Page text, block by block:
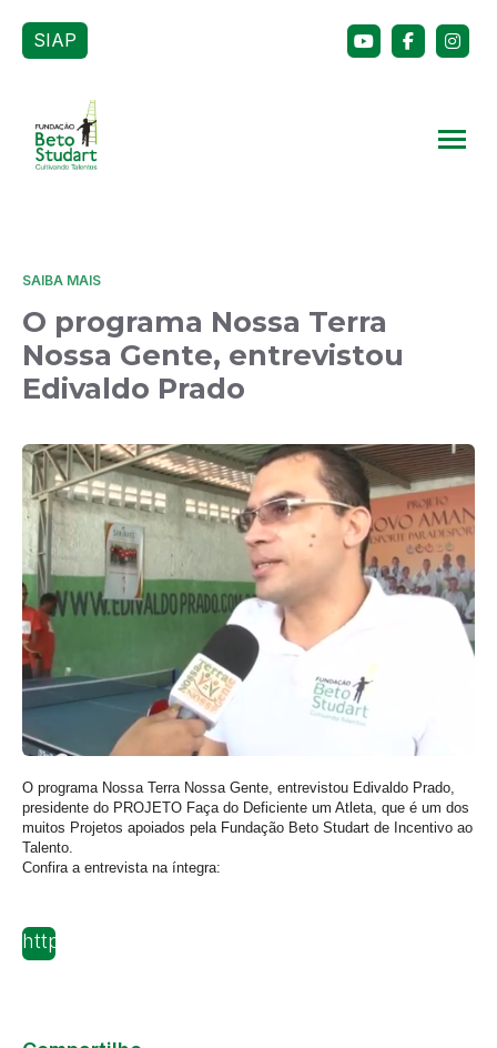
SIAP
SAIBA MAIS
O programa Nossa Terra
Nossa Gente, entrevistou
Edivaldo Prado
O programa Nossa Terra Nossa Gente, entrevistou Edivaldo Prado,
presidente do PROJETO Faça do Deficiente um Atleta, que é um dos
muitos Projetos apoiados pela Fundação Beto Studart de Incentivo ao
Talento.
Confira a entrevista na íntegra:
https://www.youtube.com/watch?